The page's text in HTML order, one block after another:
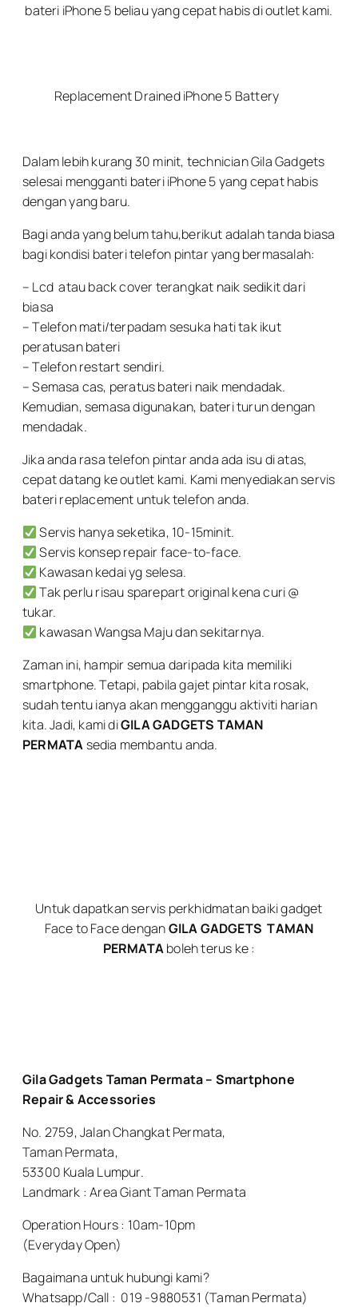
bateri iPhone 5 beliau yang cepat habis di outlet kami.
Replacement Drained iPhone 5 Battery
Dalam lebih kurang 30 minit, technician Gila Gadgets
selesai mengganti bateri iPhone 5 yang cepat habis
dengan yang baru.
Bagi anda yang belum tahu,berikut adalah tanda biasa
bagi kondisi bateri telefon pintar yang bermasalah:
– Lcd atau back cover terangkat naik sedikit dari
biasa
– Telefon mati/terpadam sesuka hati tak ikut
peratusan bateri
– Telefon restart sendiri.
– Semasa cas, peratus bateri naik mendadak.
Kemudian, semasa digunakan, bateri turun dengan
mendadak.
Jika anda rasa telefon pintar anda ada isu di atas,
cepat datang ke outlet kami. Kami menyediakan servis
bateri replacement untuk telefon anda.
Servis hanya seketika, 10-15minit.
Servis konsep repair face-to-face.
Kawasan kedai yg selesa.
Tak perlu risau sparepart original kena curi @
tukar.
kawasan Wangsa Maju dan sekitarnya.
Zaman ini, hampir semua daripada kita memiliki
smartphone. Tetapi, pabila gajet pintar kita rosak,
sudah tentu ianya akan mengganggu aktiviti harian
kita. Jadi, kami diGILA GADGETS TAMAN
PERMATAsedia membantu anda.
Untuk dapatkan servis perkhidmatan baiki gadget
Face to Face denganGILA GADGETS TAMAN
PERMATAboleh terus ke :
Gila Gadgets Taman Permata – Smartphone
Repair & Accessories
No. 2759, Jalan Changkat Permata,
Taman Permata,
53300 Kuala Lumpur.
Landmark : Area Giant Taman Permata
Operation Hours : 10am-10pm
(Everyday Open)
Bagaimana untuk hubungi kami?
Whatsapp/Call : 019 -9880531 (Taman Permata)